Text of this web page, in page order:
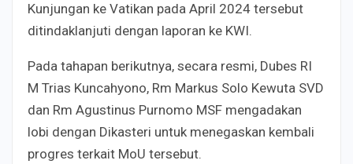
Kunjungan ke Vatikan pada April 2024 tersebut
ditindaklanjuti dengan laporan ke KWI.
Pada tahapan berikutnya, secara resmi, Dubes RI
M Trias Kuncahyono, Rm Markus Solo Kewuta SVD
dan Rm Agustinus Purnomo MSF mengadakan
lobi dengan Dikasteri untuk menegaskan kembali
progres terkait MoU tersebut.